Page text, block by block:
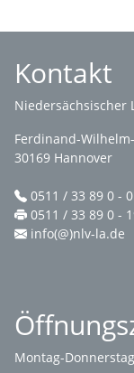
Kontakt
Niedersächsischer
Ferdinand-
30169 Hannover
0511 / 33 89 0 - 0
0511 / 33 89 0 -
info(@)nlv-la.de
Montag-